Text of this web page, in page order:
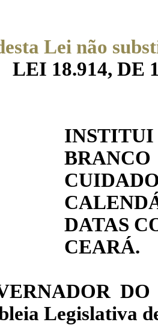
Lei não
LEI 18.914, DE
DATAS
CEARÁ.
Legislativa